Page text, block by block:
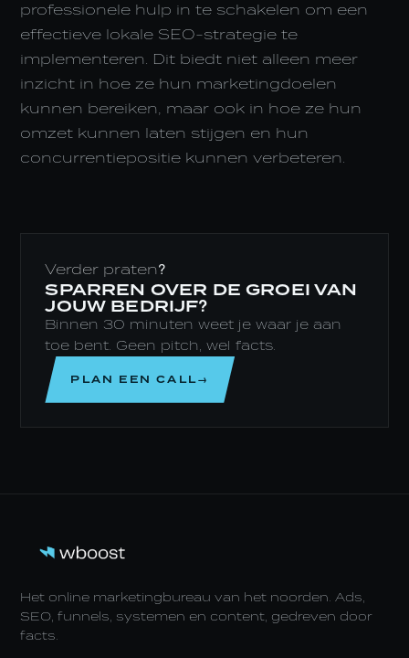
professionele hulp in te schakelen om een
effectieve lokale SEO-strategie te
implementeren. Dit biedt niet alleen meer
inzicht in hoe ze hun marketingdoelen
kunnen bereiken, maar ook in hoe ze hun
omzet kunnen laten stijgen en hun
concurrentiepositie kunnen verbeteren.
Verder praten?
SPARREN OVER DE GROEI VAN
JOUW BEDRIJF?
Binnen 30 minuten weet je waar je aan
toe bent. Geen pitch, wel facts.
PLAN EEN CALL→
Het online marketingbureau van het noorden. Ads,
SEO, funnels, systemen en content, gedreven door
facts.